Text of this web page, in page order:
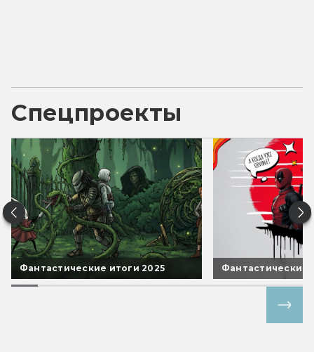
Спецпроекты
Фантастические итоги 2025 Фантастические